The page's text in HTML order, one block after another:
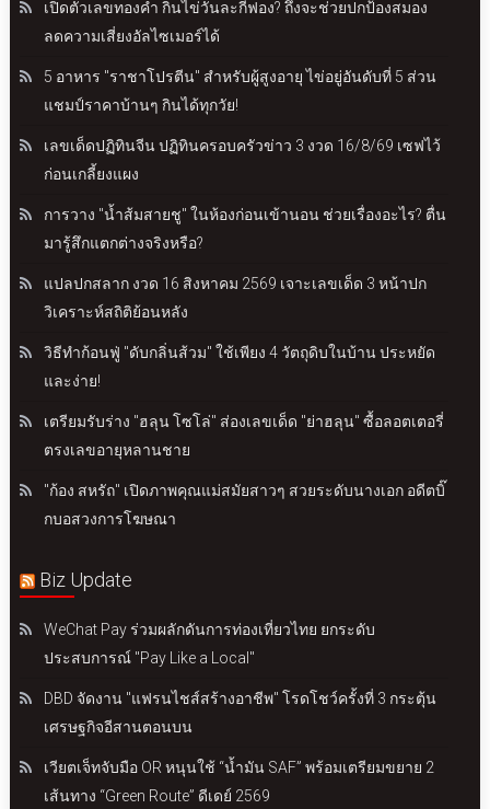
เปิดตัวเลขทองคำ กินไข่วันละกี่ฟอง? ถึงจะช่วยปกป้องสมอง
ลดความเสี่ยงอัลไซเมอร์ได้
5 อาหาร "ราชาโปรตีน" สำหรับผู้สูงอายุ ไข่อยู่อันดับที่ 5 ส่วน
แชมป์ราคาบ้านๆ กินได้ทุกวัย!
เลขเด็ดปฏิทินจีน ปฏิทินครอบครัวข่าว 3 งวด 16/8/69 เซฟไว้
ก่อนเกลี้ยงแผง
การวาง "น้ำส้มสายชู" ในห้องก่อนเข้านอน ช่วยเรื่องอะไร? ตื่น
มารู้สึกแตกต่างจริงหรือ?
แปลปกสลาก งวด 16 สิงหาคม 2569 เจาะเลขเด็ด 3 หน้าปก
วิเคราะห์สถิติย้อนหลัง
วิธีทำก้อนฟู่ "ดับกลิ่นส้วม" ใช้เพียง 4 วัตถุดิบในบ้าน ประหยัด
และง่าย!
เตรียมรับร่าง "ฮลุน โซโล่" ส่องเลขเด็ด "ย่าฮลุน" ซื้อลอตเตอรี่
ตรงเลขอายุหลานชาย
"ก้อง สหรัถ" เปิดภาพคุณแม่สมัยสาวๆ สวยระดับนางเอก อดีตบิ๊
กบอสวงการโฆษณา
Biz Update
WeChat Pay ร่วมผลักดันการท่องเที่ยวไทย ยกระดับ
ประสบการณ์ "Pay Like a Local"
DBD จัดงาน "แฟรนไชส์สร้างอาชีพ" โรดโชว์ครั้งที่ 3 กระตุ้น
เศรษฐกิจอีสานตอนบน
เวียตเจ็ทจับมือ OR หนุนใช้ “น้ำมัน SAF” พร้อมเตรียมขยาย 2
เส้นทาง “Green Route” ดีเดย์ 2569